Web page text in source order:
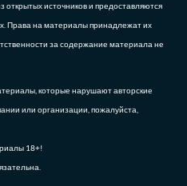
источников и предоставляются
Права на материалы принадлежат их
за содержание материала не
которые нарушают авторские
или организации, пожалуйста,
18+!